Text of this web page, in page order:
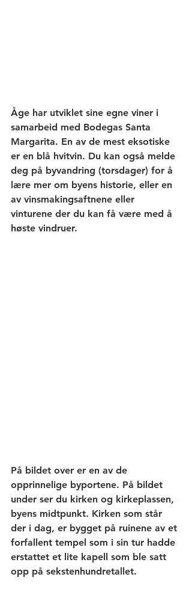
Åge har utviklet sine egne viner i
samarbeid med Bodegas Santa
Margarita. En av de mest eksotiske
er en blå hvitvin. Du kan også melde
deg på byvandring (torsdager) for å
lære mer om byens historie, eller en
av vinsmakingsaftnene eller
vinturene der du kan få være med å
høste vindruer.
På bildet over er en av de
opprinnelige byportene. På bildet
under ser du kirken og kirkeplassen,
byens midtpunkt. Kirken som står
der i dag, er bygget på ruinene av et
forfallent tempel som i sin tur hadde
erstattet et lite kapell som ble satt
opp på sekstenhundretallet.